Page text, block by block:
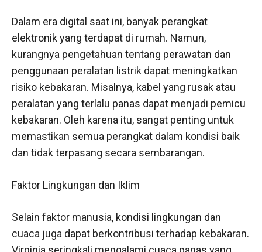
Dalam era digital saat ini, banyak perangkat
elektronik yang terdapat di rumah. Namun,
kurangnya pengetahuan tentang perawatan dan
penggunaan peralatan listrik dapat meningkatkan
risiko kebakaran. Misalnya, kabel yang rusak atau
peralatan yang terlalu panas dapat menjadi pemicu
kebakaran. Oleh karena itu, sangat penting untuk
memastikan semua perangkat dalam kondisi baik
dan tidak terpasang secara sembarangan.
Faktor Lingkungan dan Iklim
Selain faktor manusia, kondisi lingkungan dan
cuaca juga dapat berkontribusi terhadap kebakaran.